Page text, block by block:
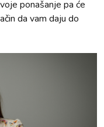
ponašanje pa će
da vam daju do